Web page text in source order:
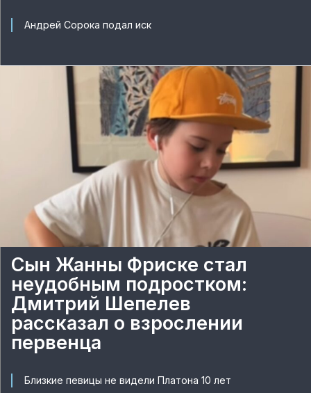
Андрей Сорока подал иск
Сын Жанны Фриске стал
неудобным подростком:
Дмитрий Шепелев
рассказал о взрослении
первенца
Близкие певицы не видели Платона 10 лет